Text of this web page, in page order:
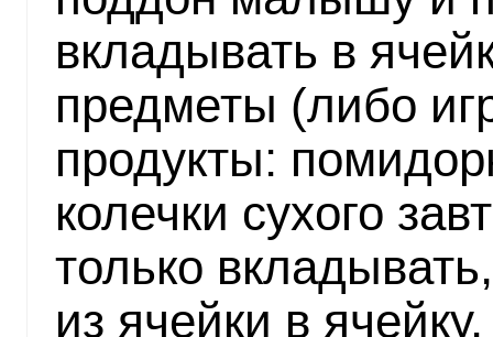
вкладывать в
предметы (либо
продукты:
колечки сухого
только
из ячейки в